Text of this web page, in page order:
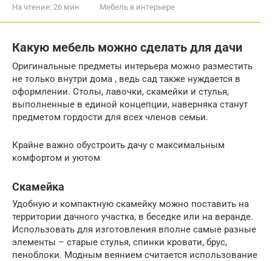
На чтение: 26 мин Мебель в интерьере
Какую мебель можно сделать для дачи
Оригинальные предметы интерьера можно разместить
не только внутри дома , ведь сад также нуждается в
оформлении. Столы, лавочки, скамейки и стулья,
выполненные в единой концепции, наверняка станут
предметом гордости для всех членов семьи.
Крайне важно обустроить дачу с максимальным
комфортом и уютом
Скамейка
Удобную и компактную скамейку можно поставить на
территории дачного участка, в беседке или на веранде.
Использовать для изготовления вполне самые разные
элементы – старые стулья, спинки кровати, брус,
пеноблоки. Модным веянием считается использование